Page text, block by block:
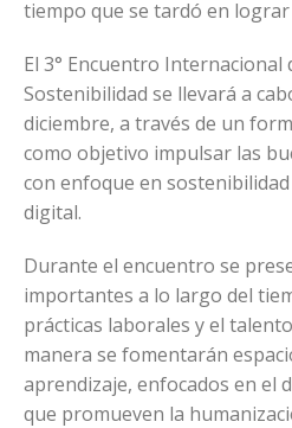
tiempo que se tardó en
El 3° Encuentro Internacional
Sostenibilidad se llevará a
diciembre, a través de un
como objetivo impulsar las
con enfoque en
digital.
Durante el encuentro se
importantes a lo largo del
prácticas laborales y el
manera se fomentarán
aprendizaje, enfocados en el
que promueven la